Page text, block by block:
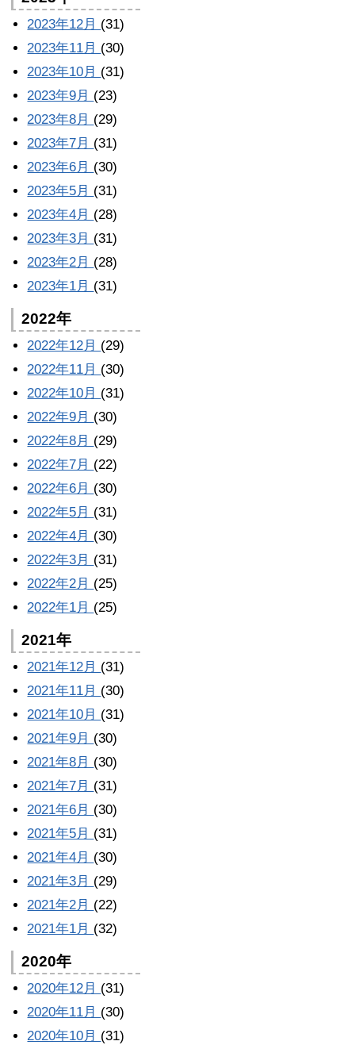
2023年12月 (31)
2023年11月 (30)
2023年10月 (31)
2023年9月 (23)
2023年8月 (29)
2023年7月 (31)
2023年6月 (30)
2023年5月 (31)
2023年4月 (28)
2023年3月 (31)
2023年2月 (28)
2023年1月 (31)
2022年
2022年12月 (29)
2022年11月 (30)
2022年10月 (31)
2022年9月 (30)
2022年8月 (29)
2022年7月 (22)
2022年6月 (30)
2022年5月 (31)
2022年4月 (30)
2022年3月 (31)
2022年2月 (25)
2022年1月 (25)
2021年
2021年12月 (31)
2021年11月 (30)
2021年10月 (31)
2021年9月 (30)
2021年8月 (30)
2021年7月 (31)
2021年6月 (30)
2021年5月 (31)
2021年4月 (30)
2021年3月 (29)
2021年2月 (22)
2021年1月 (32)
2020年
2020年12月 (31)
2020年11月 (30)
2020年10月 (31)